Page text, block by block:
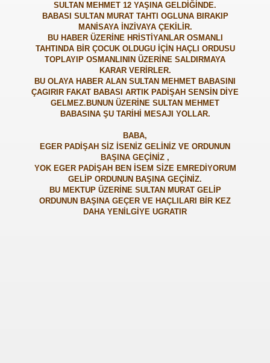
SULTAN MEHMET 12 YAŞINA GELDİĞİNDE.
BABASI SULTAN MURAT TAHTI OGLUNA BIRAKIP
MANİSAYA İNZİVAYA ÇEKİLİR.
BU HABER ÜZERİNE HRİSTİYANLAR OSMANLI
TAHTINDA BİR ÇOCUK OLDUGU İÇİN HAÇLI ORDUSU
TOPLAYIP OSMANLININ ÜZERİNE SALDIRMAYA
KARAR VERİRLER.
BU OLAYA HABER ALAN SULTAN MEHMET BABASINI
ÇAGIRIR FAKAT BABASI ARTIK PADİŞAH SENSİN DİYE
GELMEZ.BUNUN ÜZERİNE SULTAN MEHMET
BABASINA ŞU TARİHİ MESAJI YOLLAR.
BABA,
EGER PADİŞAH SİZ İSENİZ GELİNİZ VE ORDUNUN
BAŞINA GEÇİNİZ ,
YOK EGER PADİŞAH BEN İSEM SİZE EMREDİYORUM
GELİP ORDUNUN BAŞINA GEÇİNİZ.
BU MEKTUP ÜZERİNE SULTAN MURAT GELİP
ORDUNUN BAŞINA GEÇER VE HAÇLILARI BİR KEZ
DAHA YENİLGİYE UGRATIR